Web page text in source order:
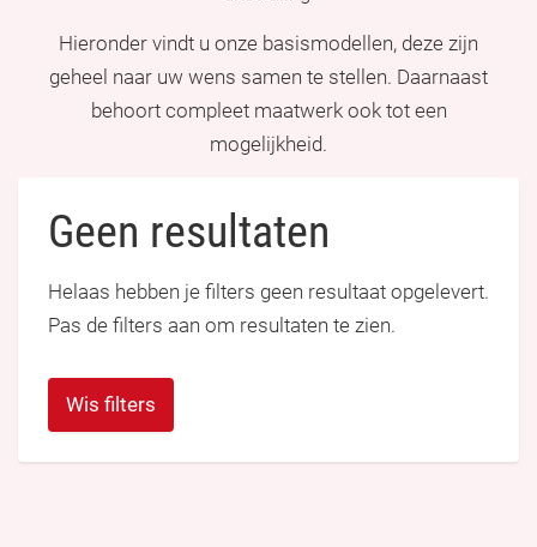
Hieronder vindt u onze basismodellen, deze zijn
geheel naar uw wens samen te stellen. Daarnaast
behoort compleet maatwerk ook tot een
mogelijkheid.
Geen resultaten
Helaas hebben je filters geen resultaat opgelevert.
Pas de filters aan om resultaten te zien.
Wis filters